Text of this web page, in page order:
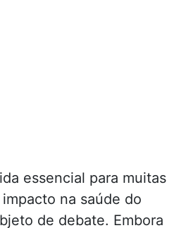
essencial para muitas
na saúde do
de debate. Embora